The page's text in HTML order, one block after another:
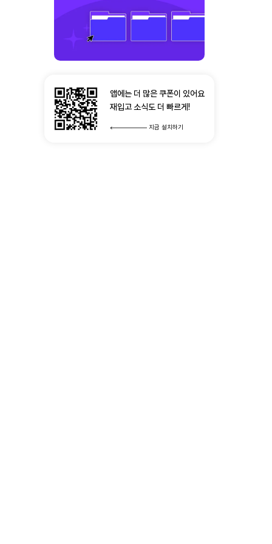
앱에는 더 많은 쿠폰이 있어요
재입고 소식도 더 빠르게!
지금 설치하기